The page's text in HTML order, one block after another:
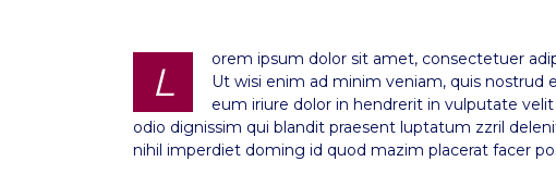
L
orem ipsum dolor sit amet, consectetuer
Ut wisi enim ad minim veniam, quis nostrud
eum iriure dolor in hendrerit in vulputate
odio dignissim qui blandit praesent luptatum zzril
nihil imperdiet doming id quod mazim placerat facer